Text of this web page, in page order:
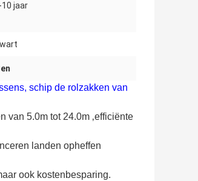
10 jaar
schip de rolzakken van
van 5.0m tot 24.0m ‚efficiënte
landen opheffen
ook kostenbesparing.